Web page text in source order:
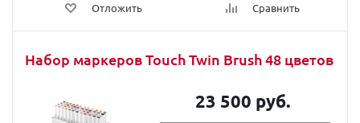
Отложить Сравнить
Набор маркеров Touch Twin Brush 48 цветов
23 500 руб.